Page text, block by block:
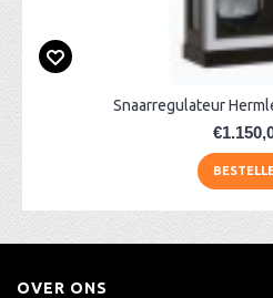
Snaarregulateur
OVER ONS